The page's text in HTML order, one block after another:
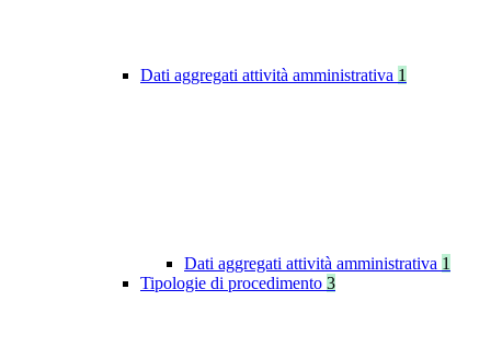
Dati aggregati attività amministrativa 1
Dati aggregati attività amministrativa 1
Tipologie di procedimento 3